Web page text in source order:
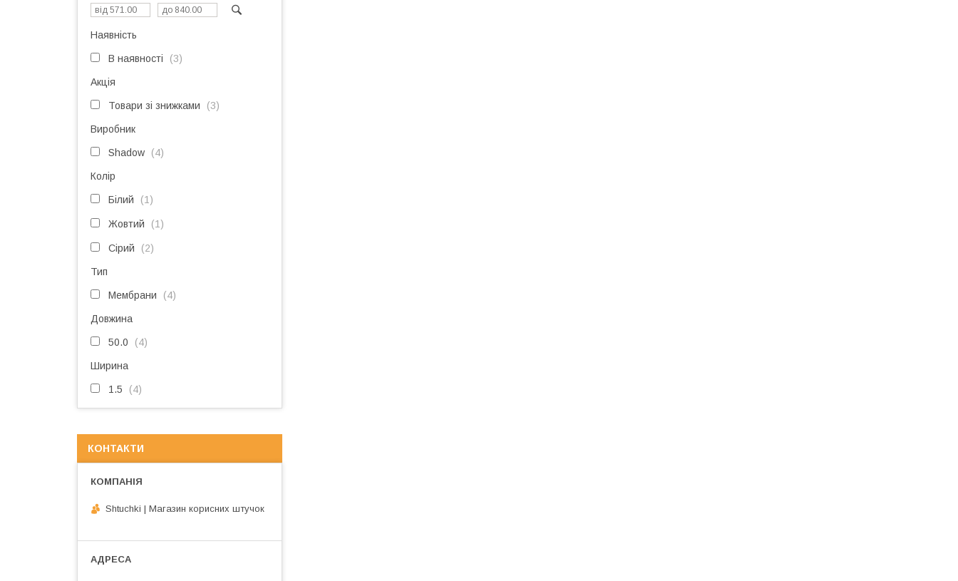
Наявність
В наявності 3
Акція
Товари зі знижками 3
Виробник
Shadow 4
Колір
Білий 1
Жовтий 1
Сірий 2
Тип
Мембрани 4
Довжина
50.0 4
Ширина
1.5 4
КОНТАКТИ
Shtuchki | Магазин корисних штучок